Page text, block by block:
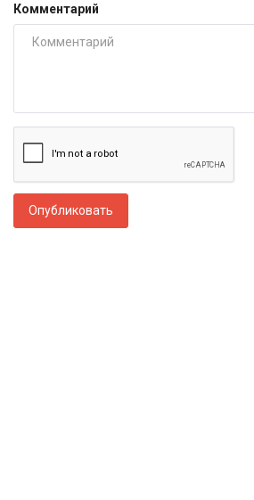
Комментарий
Опубликовать